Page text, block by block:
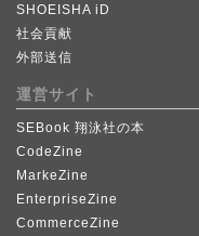
SHOEISHA iD
社会貢献
外部送信
運営サイト
SEBook 翔泳社の本
CodeZine
MarkeZine
EnterpriseZine
CommerceZine